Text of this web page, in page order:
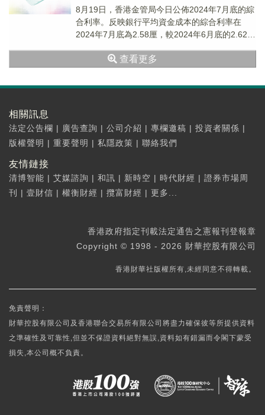
8月19日，香港金管局今日公佈2024年7月底的綜
合利率。反映銀行平均資金成本的綜合利率在
2024年7月底為2.58厘，較2024年6月底的2.62厘
查看更多
相關訊息
法定公告欄 | 廣告查詢 | 公司介紹 | 專欄邀稿 | 投資者關係 |
版權聲明 | 重要聲明 | 私隱政策 | 聯絡我們
友情鏈接
清博智能 | 艾媒諮詢 | 和訊 | 新時空 | 時代財經 | 證券市場周
刊
| 壹財信 | 權衡財經 | 攬富財經 | 更多...
香港政府指定刊載法定通告之憲報刊登報章
Copyright © 1998 - 2026 財華控股有限公司
香港財華社版權所有,未經同意不得轉載。
免責聲明：
財華控股有限公司及香港聯合交易所有限公司將盡力確保彼等所提供資料
之準確性及可靠性,但並不保證資料絕對無誤,資料如有錯漏而令閣下蒙受
損失,本公司概不負責。